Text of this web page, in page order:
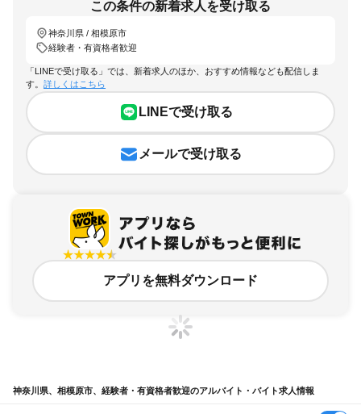
この条件の新着求人を受け取る
神奈川県 / 相模原市
経験者・有資格者歓迎
「LINEで受け取る」では、新着求人のほか、おすすめ情報なども配信しま
す。 詳しくはこちら
LINEで受け取る
メールで受け取る
アプリを無料ダウンロード
神奈川県、相模原市、経験者・有資格者歓迎のアルバイト・バイト求人情報